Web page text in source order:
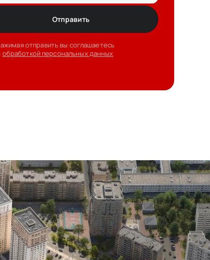
Отправить
отправить вы соглашаетесь
обработкой персональных данных